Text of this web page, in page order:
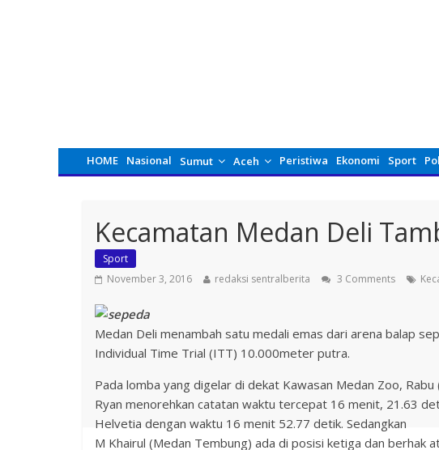
HOME Nasional Sumut Aceh Peristiwa Ekonomi Sport
Kecamatan Medan Deli
Sport
November 3, 2016
redaksi sentralberita 3 Comments
Medan Deli menambah satu medali emas dari arena balap
Individual Time Trial (ITT) 10.000meter putra.
Pada lomba yang digelar di dekat Kawasan Medan Zoo, Rabu
Ryan menorehkan catatan waktu tercepat 16 menit, 21.63
Helvetia dengan waktu 16 menit 52.77 detik. Sedangkan
M Khairul (Medan Tembung) ada di posisi ketiga dan berhak